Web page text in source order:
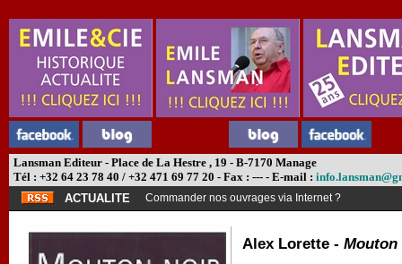
Lansman Editeur - Place de La Hestre , 19 - B-7170 Manage
Tél : +32 64 23 78 40 / +32 471 69 77 20 - Fax : --- - E-mail :
ACTUALITE
Commander nos ouvrages via Internet ?
Alex Lorette - Mouton